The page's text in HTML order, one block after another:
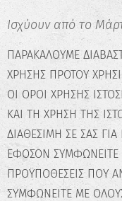
Ισχύουν από το
ΠΑΡΑΚΑΛΟΥΜΕ
ΧΡΗΣΗΣ ΠΡΟΤΟΥ
ΟΙ ΟΡΟΙ ΧΡΗΣΗΣ
ΚΑΙ ΤΗ ΧΡΗΣΗ ΤΗΣ
ΔΙΑΘΕΣΙΜΗ ΣΕ ΣΑΣ
ΕΦΟΣΟΝ ΣΥΜΦΩΝΕΙΤΕ
ΠΡΟΫΠΟΘΕΣΕΙΣ ΠΟΥ
ΣΥΜΦΩΝΕΙΤΕ ΜΕ